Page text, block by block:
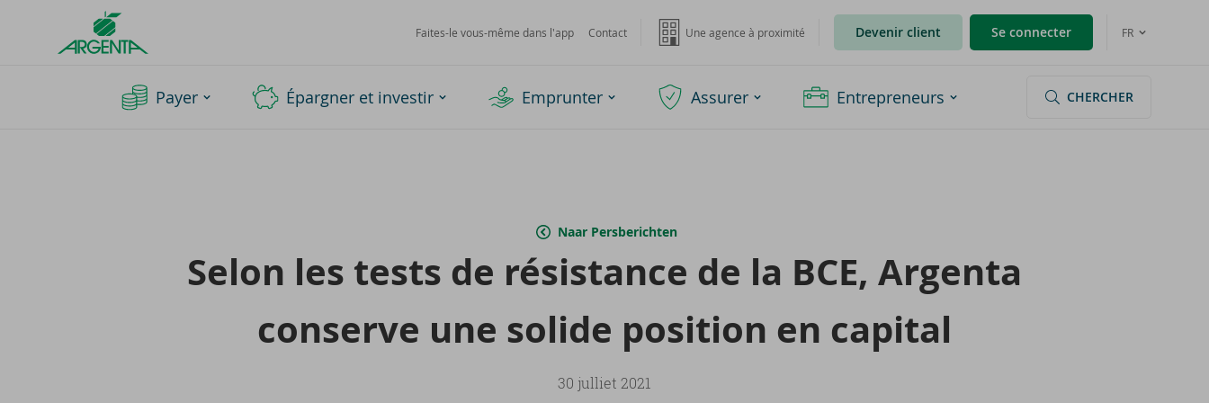
Argenta
Homepage
Faites-le vous-même dans l'app Contact Une agence à proximité Devenir client Se connecter FR
Payer Épargner et investir Emprunter Assurer Entrepreneurs CHERCHER
Naar Persberichten
Selon les tests de ré­sis­tance de la BCE, Argenta
conserve une so­lide po­si­tion en ca­pi­tal
30 julliet 2021